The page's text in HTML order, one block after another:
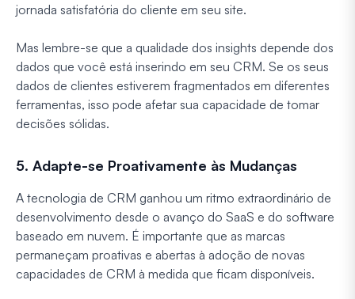
jornada satisfatória do cliente em seu site.
Mas lembre-se que a qualidade dos insights depende dos
dados que você está inserindo em seu CRM. Se os seus
dados de clientes estiverem fragmentados em diferentes
ferramentas, isso pode afetar sua capacidade de tomar
decisões sólidas.
5. Adapte-se Proativamente às Mudanças
A tecnologia de CRM ganhou um ritmo extraordinário de
desenvolvimento desde o avanço do SaaS e do software
baseado em nuvem. É importante que as marcas
permaneçam proativas e abertas à adoção de novas
capacidades de CRM à medida que ficam disponíveis.